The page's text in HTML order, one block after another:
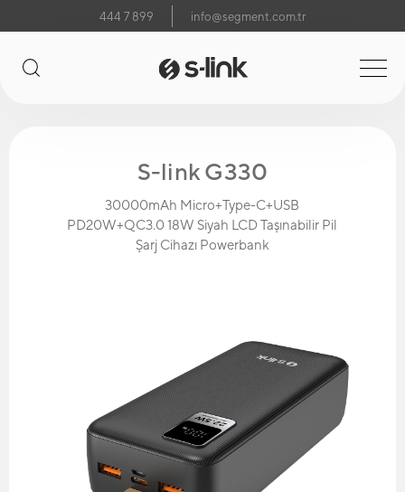
444 7 899 info@segment.com.tr
S-link G330
30000mAh Micro+Type-C+USB
PD20W+QC3.0 18W Siyah LCD Taşınabilir Pil
Şarj Cihazı Powerbank